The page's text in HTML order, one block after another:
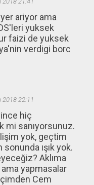
ariyor ama
yuksek
faizi de yuksek
verdigi borc
2018 22:11
hiç
mi sanıyorsunuz.
yok, geçtim
sonunda ışık yok.
Aklıma
yapmasalar
Cem